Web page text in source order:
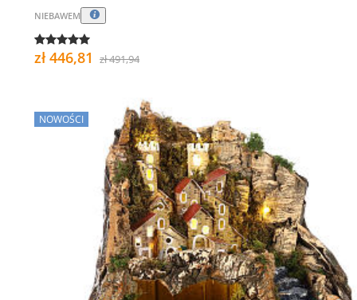
NIEBAWEM
zł 446,81 zł 491,94
NOWOŚCI